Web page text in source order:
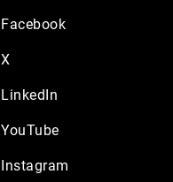
Facebook
X
LinkedIn
YouTube
Instagram